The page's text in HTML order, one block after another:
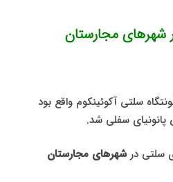
شهرهای مجارستان
سلتی آکوئینکوم واقع بود
پانونیای سفلی شد.
ی سلتی درشهرهای مجارستان